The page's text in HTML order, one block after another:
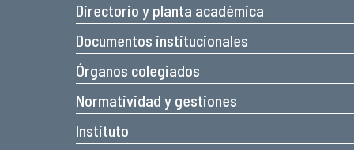
Actividades académicas por año
Formación
FORMACIÓN
Servicio Social
Directorio y planta académica
Documentos institucionales
Órganos colegiados
Normatividad y gestiones
Instituto